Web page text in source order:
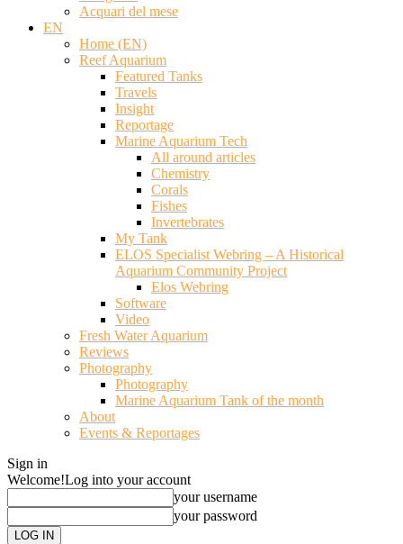
Acquari del mese
EN
Home (EN)
Reef Aquarium
Featured Tanks
Travels
Insight
Reportage
Marine Aquarium Tech
All around articles
Chemistry
Corals
Fishes
Invertebrates
My Tank
ELOS Specialist Webring – A Historical
Aquarium Community Project
Elos Webring
Software
Video
Fresh Water Aquarium
Reviews
Photography
Photography
Marine Aquarium Tank of the month
About
Events & Reportages
Sign in
Welcome!Log into your account
your username
your password